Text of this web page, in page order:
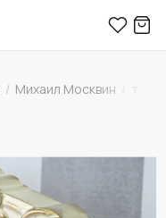
/ Михаил Москвин т.